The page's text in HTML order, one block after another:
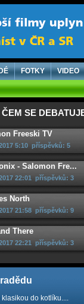
FOTKY VIDEO
ČEM SE
Freeski TV
5:10 příspěvků: 5
- Salomon Fre...
22:01 příspěvků: 3
North
21:58 příspěvků: 9
There
22:21 příspěvků: 3
do kotlíku....